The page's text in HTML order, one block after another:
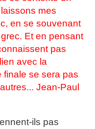
mes
en se souvenant
Et en pensant
pas
avec la
finale se sera pas
Jean-Paul
ils pas